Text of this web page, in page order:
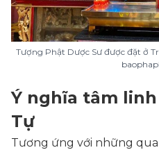
Tượng Phật Dược Sư được đặt ở
Ý nghĩa tâm
Tự
Tương ứng với những